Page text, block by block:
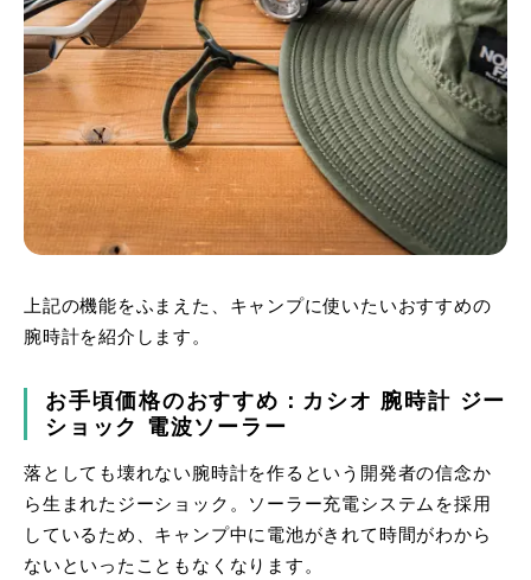
上記の機能をふまえた、キャンプに使いたいおすすめの
腕時計を紹介します。
お手頃価格のおすすめ：カシオ 腕時計 ジー
ショック 電波ソーラー
落としても壊れない腕時計を作るという開発者の信念か
ら生まれたジーショック。ソーラー充電システムを採用
しているため、キャンプ中に電池がきれて時間がわから
ないといったこともなくなります。